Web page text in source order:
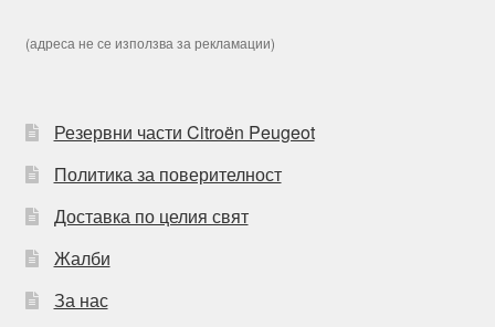
(адреса не се използва за рекламации)
Резервни части Citroën Peugeot
Политика за поверителност
Доставка по целия свят
Жалби
За нас